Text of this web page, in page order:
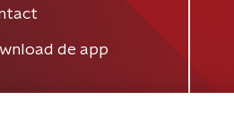
de app